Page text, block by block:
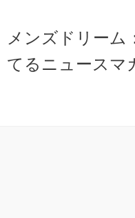
メンズドリーム
てるニュースマ